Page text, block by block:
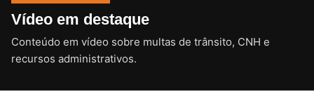
Vídeo em destaque
Conteúdo em vídeo sobre multas de trânsito, CNH e
recursos administrativos.CLIQUE PARA ATIVAR O SOM